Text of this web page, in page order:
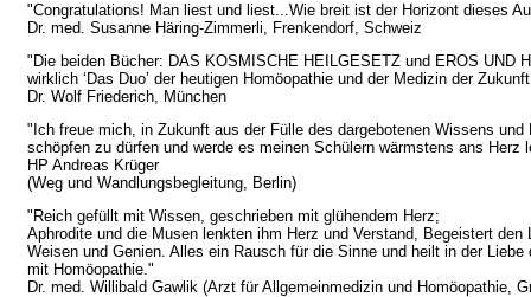
"Congratulations! Man liest und liest...Wie breit ist der Horizont dieses
Dr. med. Susanne Häring-Zimmerli, Frenkendorf, Schweiz
"Die beiden Bücher: DAS KOSMISCHE HEILGESETZ und EROS UND
wirklich ‘Das Duo’ der heutigen Homöopathie und der Medizin der
Dr. Wolf Friederich, München
"Ich freue mich, in Zukunft aus der Fülle des dargebotenen Wissens und
schöpfen zu dürfen und werde es meinen Schülern wärmstens ans Herz
HP Andreas Krüger
(Weg und Wandlungsbegleitung, Berlin)
"Reich gefüllt mit Wissen, geschrieben mit glühendem Herz;
Aphrodite und die Musen lenkten ihm Herz und Verstand, Begeistert
Weisen und Genien. Alles ein Rausch für die Sinne und heilt in der Liebe
mit Homöopathie."
Dr. med. Willibald Gawlik (Arzt für Allgemeinmedizin und Homöopathie,